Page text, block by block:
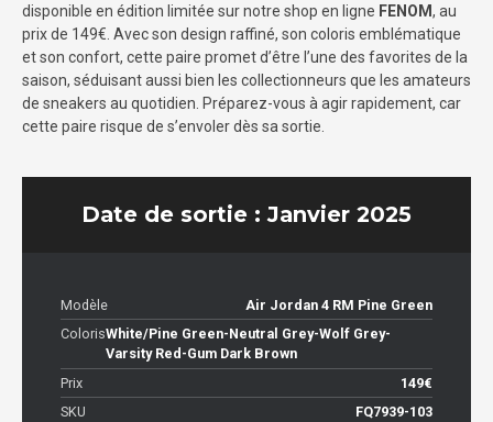
disponible en édition limitée sur notre shop en ligne FENOM, au
prix de 149€. Avec son design raffiné, son coloris emblématique
et son confort, cette paire promet d’être l’une des favorites de la
saison, séduisant aussi bien les collectionneurs que les amateurs
de sneakers au quotidien. Préparez-vous à agir rapidement, car
cette paire risque de s’envoler dès sa sortie.
Date de sortie : Janvier 2025
Modèle
Air Jordan 4 RM Pine Green
ColorisWhite/Pine Green-Neutral Grey-Wolf Grey-
Varsity Red-Gum Dark Brown
Prix
149€
SKU
FQ7939-103